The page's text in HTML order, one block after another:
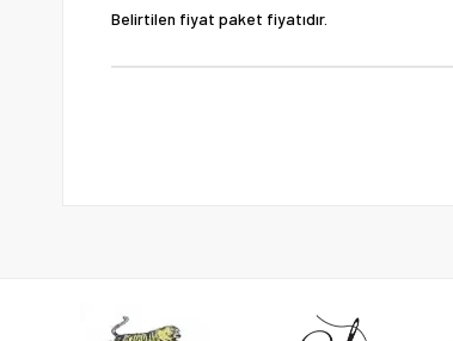
Belirtilen fiyat paket fiyatıdır.